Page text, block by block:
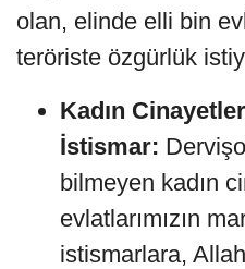
olan, elinde elli bin
teröriste özgürlük
Kadın
İstismar:
bilmeyen kadın
evlatlarımızın
istismarlara,